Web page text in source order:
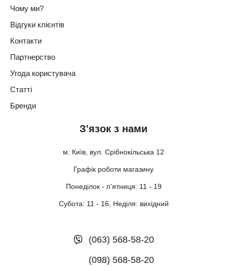
З'язок з нами
м. Київ, вул. Срібнокільська 12
Графік роботи магазину
Понеділок - п'ятниця: 11 - 19
Субота: 11 - 16, Неділя: вихідний
(063) 568-58-20
(098) 568-58-20
Чому ми?
Відгуки клієнтів
Контакти
Партнерство
Угода користувача
Статті
Бренди